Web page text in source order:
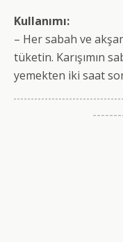
Kullanımı:
– Her sabah ve
tüketin. Karışımın
yemekten iki saat